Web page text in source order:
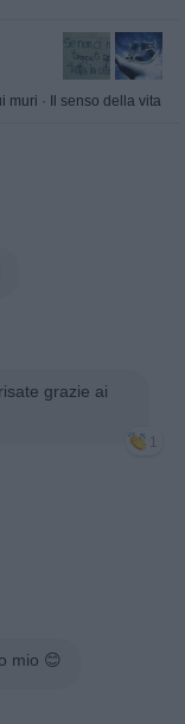
muri · Il senso della vita
grazie ai
1
mio 😊